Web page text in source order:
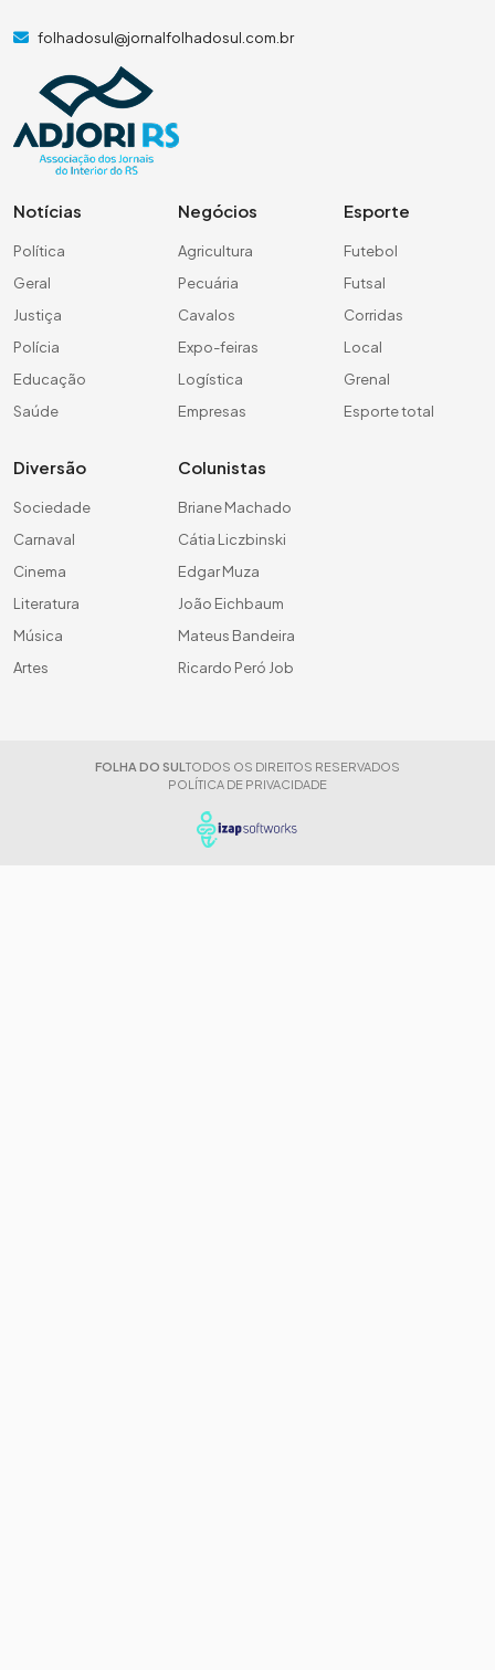
folhadosul@jornalfolhadosul.com.br
Notícias
Política
Geral
Justiça
Polícia
Educação
Saúde
Negócios
Agricultura
Pecuária
Cavalos
Expo-feiras
Logística
Empresas
Esporte
Futebol
Futsal
Corridas
Local
Grenal
Esporte total
Diversão
Sociedade
Carnaval
Cinema
Literatura
Música
Artes
Colunistas
Briane Machado
Cátia Liczbinski
Edgar Muza
João Eichbaum
Mateus Bandeira
Ricardo Peró Job
FOLHA DO SUL TODOS OS DIREITOS RESERVADOS
POLÍTICA DE PRIVACIDADE